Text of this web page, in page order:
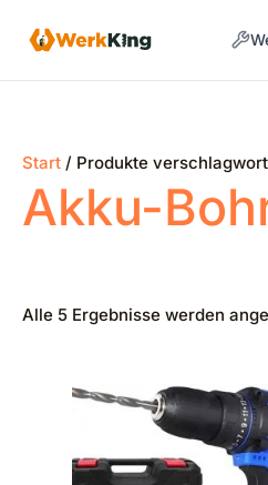
Inhalt
Start / Produkte
Akku-
Alle 5 Ergebnisse werden